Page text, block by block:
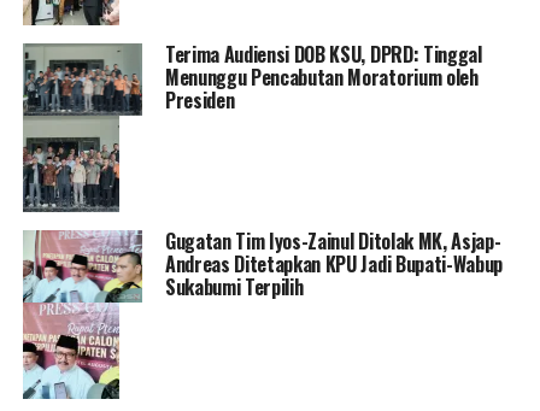
Terima Audiensi DOB KSU, DPRD: Tinggal
Menunggu Pencabutan Moratorium oleh
Presiden
Gugatan Tim Iyos-Zainul Ditolak MK, Asjap-
Andreas Ditetapkan KPU Jadi Bupati-Wabup
Sukabumi Terpilih